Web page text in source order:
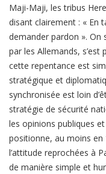
Maji-Maji, les tribus
disant clairement : « En
demander pardon ». On
par les Allemands,
cette repentance est
stratégique et
synchronisée est loin
stratégie de sécurité
les opinions publiques
positionne, au moins
l’attitude reprochées à
de manière simple et